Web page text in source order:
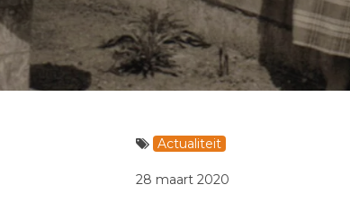
Actualiteit
28 maart 2020